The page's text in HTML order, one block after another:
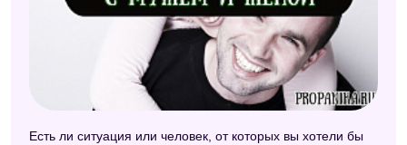
Есть ли ситуация или человек, от которых вы хотели бы